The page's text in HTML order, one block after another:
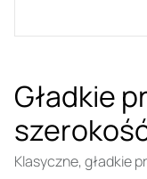
Gładkie
Klasyczne, gładkie